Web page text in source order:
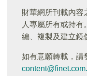
財華網所刊載內容
人專屬所有或持
編、複製及建立鏡
如有意願轉載，請